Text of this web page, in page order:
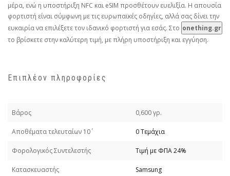
μέρα, ενώ η υποστήριξη NFC και eSIM προσθέτουν ευελιξία. Η απουσία
φορτιστή είναι σύμφωνη με τις ευρωπαϊκές οδηγίες, αλλά σας δίνει την
ευκαιρία να επιλέξετε τον ιδανικό φορτιστή για εσάς. Στο onething.gr
το βρίσκετε στην καλύτερη τιμή, με πλήρη υποστήριξη και εγγύηση.
Επιπλέον πληροφορίες
Βάρος 0,600 γρ.
Απoθέματα τελευταίων 10΄ 0 Τεμάχια
Φορολογικός Συντελεστής Τιμή με ΦΠΑ 24%
Κατασκευαστής Samsung